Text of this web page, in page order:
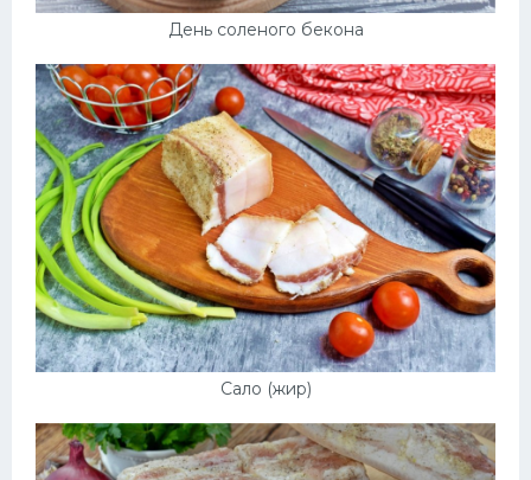
День соленого бекона
Сало (жир)